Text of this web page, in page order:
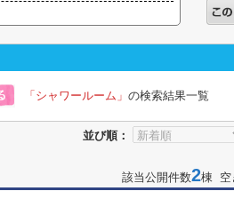
「シャワールーム」 の検索結果一覧
並び順：
該当公開件数2棟 空